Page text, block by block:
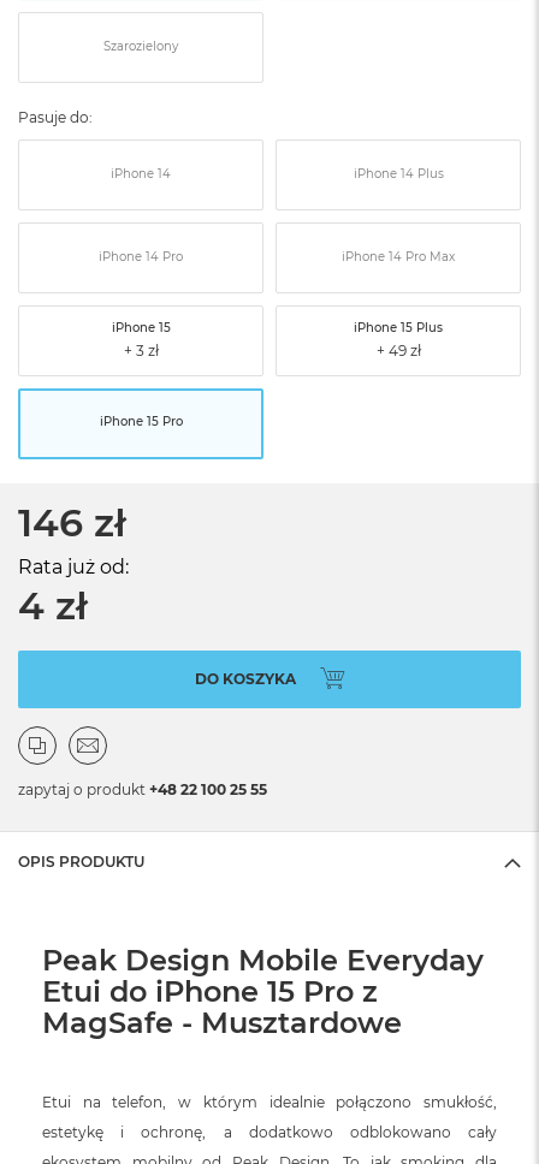
Szarozielony
Pasuje do:
iPhone 14 iPhone 14 Plus
iPhone 14 Pro iPhone 14 Pro Max
iPhone 15 iPhone 15 Plus
iPhone 15 Pro
146 zł
Rata już od:
4 zł
DO KOSZYKA
zapytaj o produkt +48 22 100 25 55
OPIS PRODUKTU
Peak Design Mobile Everyday
Etui do iPhone 15 Pro z
MagSafe - Musztardowe
Etui na telefon, w którym idealnie połączono smukłość,
estetykę i ochronę, a dodatkowo odblokowano cały